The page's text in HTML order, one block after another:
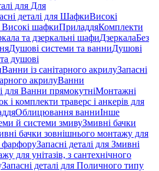
для Для
деталі для ШафкиВисокі
Високі шафкиПриладдяКомплекти
та дзеркальні шафиДзеркалаБез
Душові системи та ванниДушові
душові
Ванни із санітарного акрилуЗапасні
акрилуВанни
для Ванни прямокутніМонтажні
і комплекти траверс і анкерів для
Облицювання ванниІнше
й системи змивуЗмивні бачки
бачки зовнішнього монтажу для
фарфоруЗапасні деталі для Змивні
для унітазів, з сантехнічного
Запасні деталі для Поличного типу